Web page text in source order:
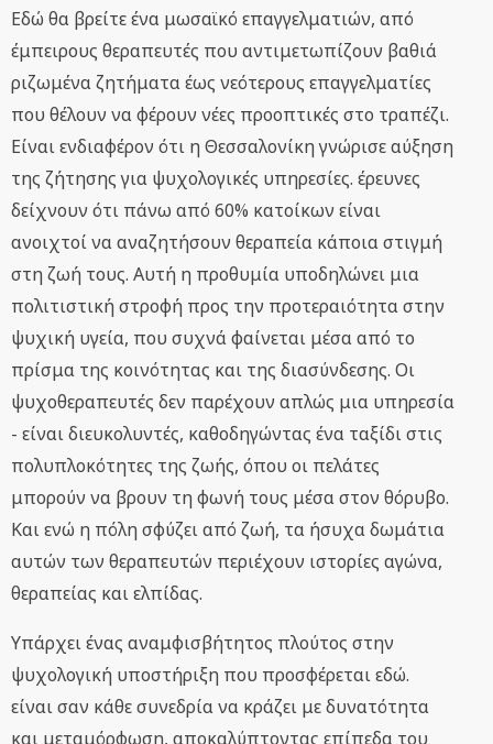
Εδώ θα βρείτε ένα μωσαϊκό επαγγελματιών, από
έμπειρους θεραπευτές που αντιμετωπίζουν βαθιά
ριζωμένα ζητήματα έως νεότερους επαγγελματίες
που θέλουν να φέρουν νέες προοπτικές στο τραπέζι.
Είναι ενδιαφέρον ότι η Θεσσαλονίκη γνώρισε αύξηση
της ζήτησης για ψυχολογικές υπηρεσίες. έρευνες
δείχνουν ότι πάνω από 60% κατοίκων είναι
ανοιχτοί να αναζητήσουν θεραπεία κάποια στιγμή
στη ζωή τους. Αυτή η προθυμία υποδηλώνει μια
πολιτιστική στροφή προς την προτεραιότητα στην
ψυχική υγεία, που συχνά φαίνεται μέσα από το
πρίσμα της κοινότητας και της διασύνδεσης. Οι
ψυχοθεραπευτές δεν παρέχουν απλώς μια υπηρεσία
- είναι διευκολυντές, καθοδηγώντας ένα ταξίδι στις
πολυπλοκότητες της ζωής, όπου οι πελάτες
μπορούν να βρουν τη φωνή τους μέσα στον θόρυβο.
Και ενώ η πόλη σφύζει από ζωή, τα ήσυχα δωμάτια
αυτών των θεραπευτών περιέχουν ιστορίες αγώνα,
θεραπείας και ελπίδας.
Υπάρχει ένας αναμφισβήτητος πλούτος στην
ψυχολογική υποστήριξη που προσφέρεται εδώ.
είναι σαν κάθε συνεδρία να κράζει με δυνατότητα
και μεταμόρφωση, αποκαλύπτοντας επίπεδα του